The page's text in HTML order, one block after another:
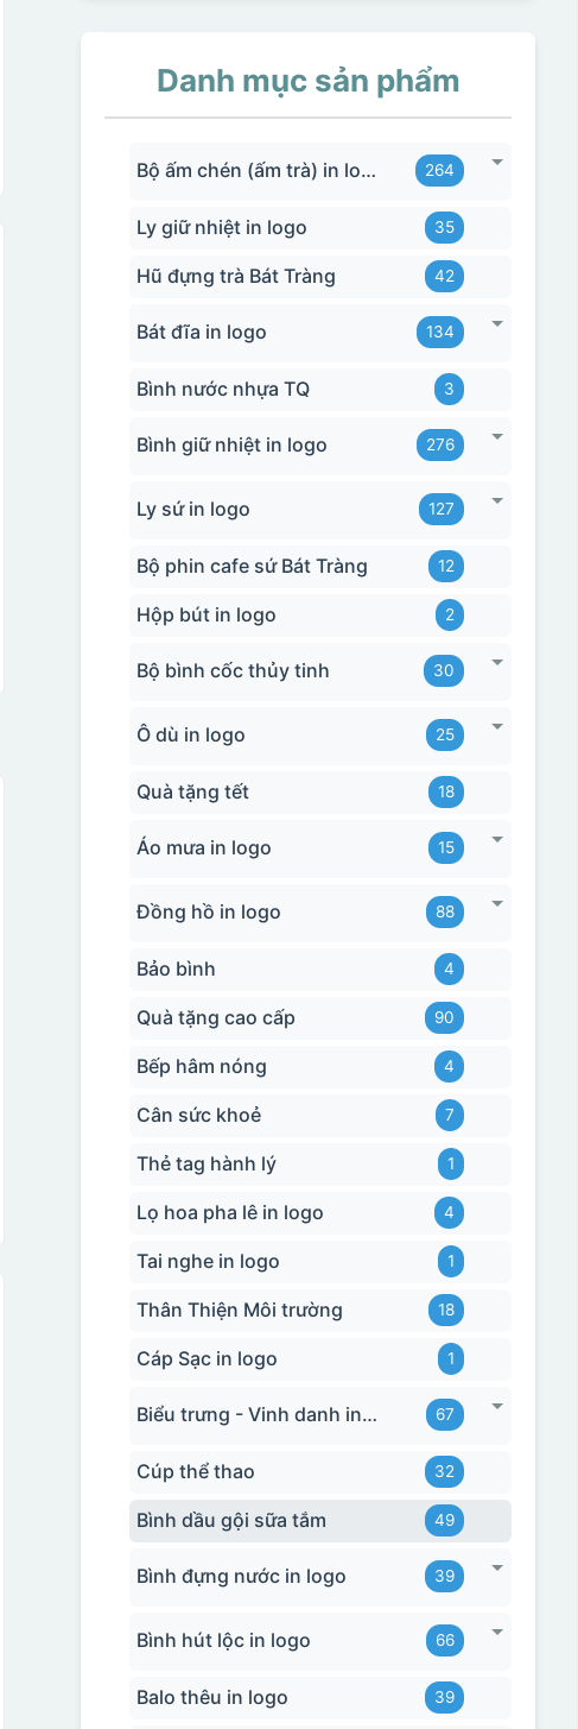
Danh mục sản phẩm
Bộ ấm chén (ấm trà) in logo 264
Ly giữ nhiệt in logo 35
Hũ đựng trà Bát Tràng 42
Bát đĩa in logo 134
Bình nước nhựa TQ 3
Bình giữ nhiệt in logo 276
Ly sứ in logo 127
Bộ phin cafe sứ Bát Tràng 12
Hộp bút in logo 2
Bộ bình cốc thủy tinh 30
Ô dù in logo 25
Quà tặng tết 18
Áo mưa in logo 15
Đồng hồ in logo 88
Bảo bình 4
Quà tặng cao cấp 90
Bếp hâm nóng 4
Cân sức khoẻ 7
Thẻ tag hành lý 1
Lọ hoa pha lê in logo 4
Tai nghe in logo 1
Thân Thiện Môi trường 18
Cáp Sạc in logo 1
Biểu trưng - Vinh danh in logo 67
Cúp thể thao 32
Bình dầu gội sữa tắm 49
Bình đựng nước in logo 39
Bình hút lộc in logo 66
Balo thêu in logo 39